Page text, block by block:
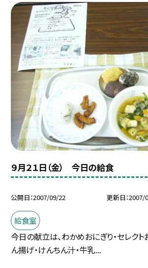
９月２１日（金） 今日の給食
公開日 2007/09/22 更新日 2007/
給食室
今日の献立は、わかめおにぎり・セレクト
ん揚げ・けんちん汁・牛乳...